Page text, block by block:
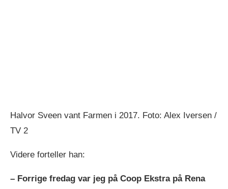
Halvor Sveen vant Farmen i 2017. Foto: Alex Iversen /
TV 2
Videre forteller han:
– Forrige fredag var jeg på Coop Ekstra på Rena